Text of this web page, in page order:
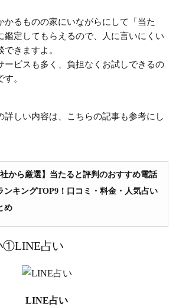
かるものの家にいながらにして「当た
鑑定してもらえるので、人に言いにくい
きますよ。
ービスも多く、負担なくお試しできるの
。
詳しい内容は、こちらの記事も参考にし
社から厳選】当たると評判のおすすめ電話
ンキングTOP9！口コミ・料金・人気占い
め
①LINE占い
LINE占い